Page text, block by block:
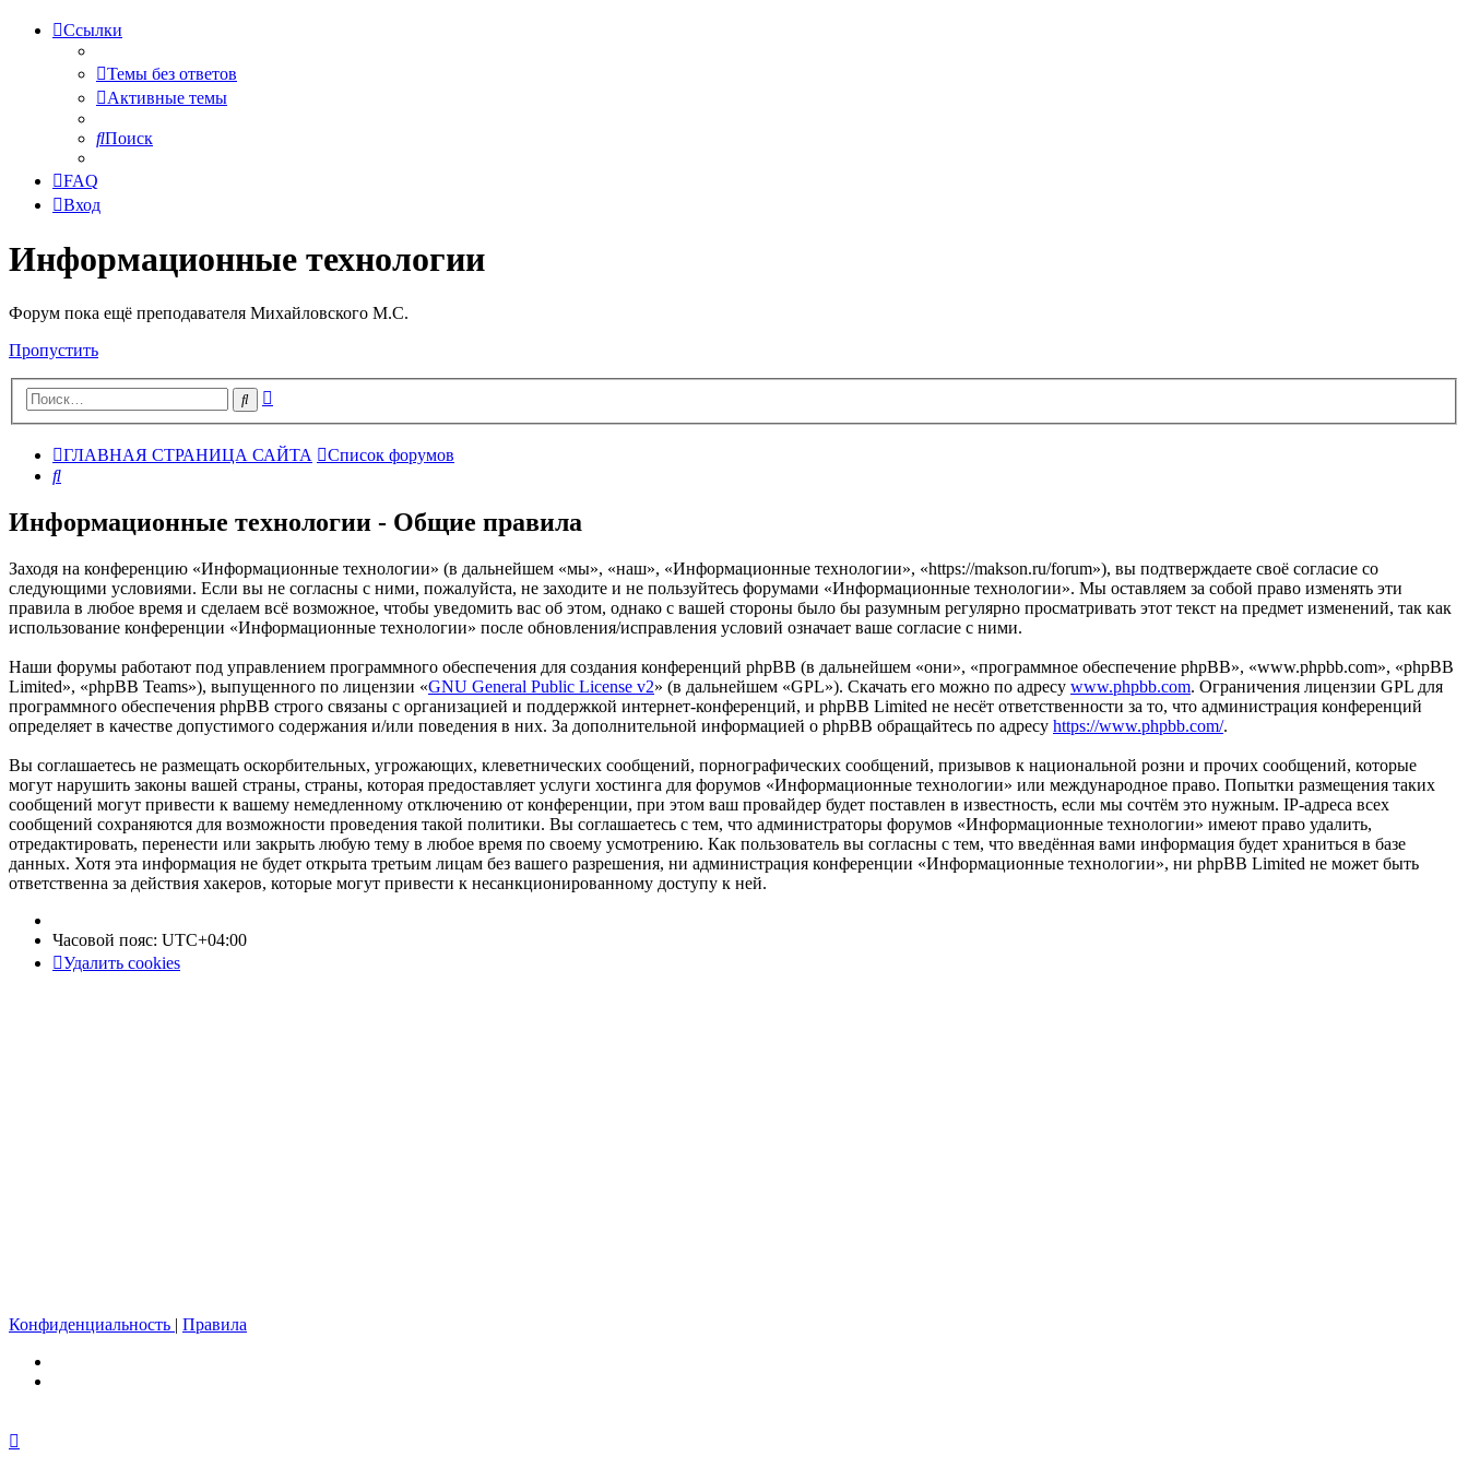
Ссылки
Темы без ответов
Активные темы
Поиск
FAQ
Вход
Информационные технологии
Форум пока ещё преподавателя Михайловского М.С.
Пропустить
Поиск
ГЛАВНАЯ СТРАНИЦА САЙТА
Список форумов
Поиск
Информационные технологии - Общие правила
Заходя на конференцию «Информационные технологии» (в дальнейшем «мы», «наш», «Информационные технологии», «https://makson.ru/forum»), вы подтверждаете своё согласие со
следующими условиями. Если вы не согласны с ними, пожалуйста, не заходите и не пользуйтесь форумами «Информационные технологии». Мы оставляем за собой право изменять эти
правила в любое время и сделаем всё возможное, чтобы уведомить вас об этом, однако с вашей стороны было бы разумным регулярно просматривать этот текст на предмет изменений, так как
использование конференции «Информационные технологии» после обновления/исправления условий означает ваше согласие с ними.
Наши форумы работают под управлением программного обеспечения для создания конференций phpBB (в дальнейшем «они», «программное обеспечение phpBB», «www.phpbb.com», «phpBB
Limited», «phpBB Teams»), выпущенного по лицензии «GNU General Public License v2» (в дальнейшем «GPL»). Скачать его можно по адресу www.phpbb.com. Ограничения лицензии GPL для
программного обеспечения phpBB строго связаны с организацией и поддержкой интернет-конференций, и phpBB Limited не несёт ответственности за то, что администрация конференций
определяет в качестве допустимого содержания и/или поведения в них. За дополнительной информацией о phpBB обращайтесь по адресу https://www.phpbb.com/.
Вы соглашаетесь не размещать оскорбительных, угрожающих, клеветнических сообщений, порнографических сообщений, призывов к национальной розни и прочих сообщений, которые
могут нарушить законы вашей страны, страны, которая предоставляет услуги хостинга для форумов «Информационные технологии» или международное право. Попытки размещения таких
сообщений могут привести к вашему немедленному отключению от конференции, при этом ваш провайдер будет поставлен в известность, если мы сочтём это нужным. IP-адреса всех
сообщений сохраняются для возможности проведения такой политики. Вы соглашаетесь с тем, что администраторы форумов «Информационные технологии» имеют право удалить,
отредактировать, перенести или закрыть любую тему в любое время по своему усмотрению. Как пользователь вы согласны с тем, что введённая вами информация будет храниться в базе
данных. Хотя эта информация не будет открыта третьим лицам без вашего разрешения, ни администрация конференции «Информационные технологии», ни phpBB Limited не может быть
ответственна за действия хакеров, которые могут привести к несанкционированному доступу к ней.
Часовой пояс: UTC+04:00
Удалить cookies
Конфиденциальность | Правила